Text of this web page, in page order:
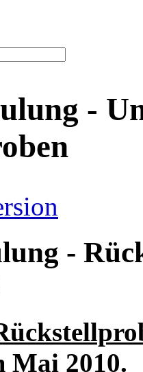
-
-
Mai 2010.